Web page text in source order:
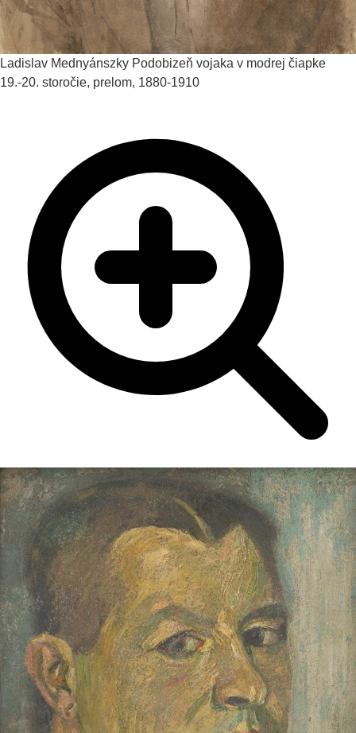
Ladislav Mednyánszky Podobizeň vojaka v modrej čiapke
19.-20. storočie, prelom, 1880-1910